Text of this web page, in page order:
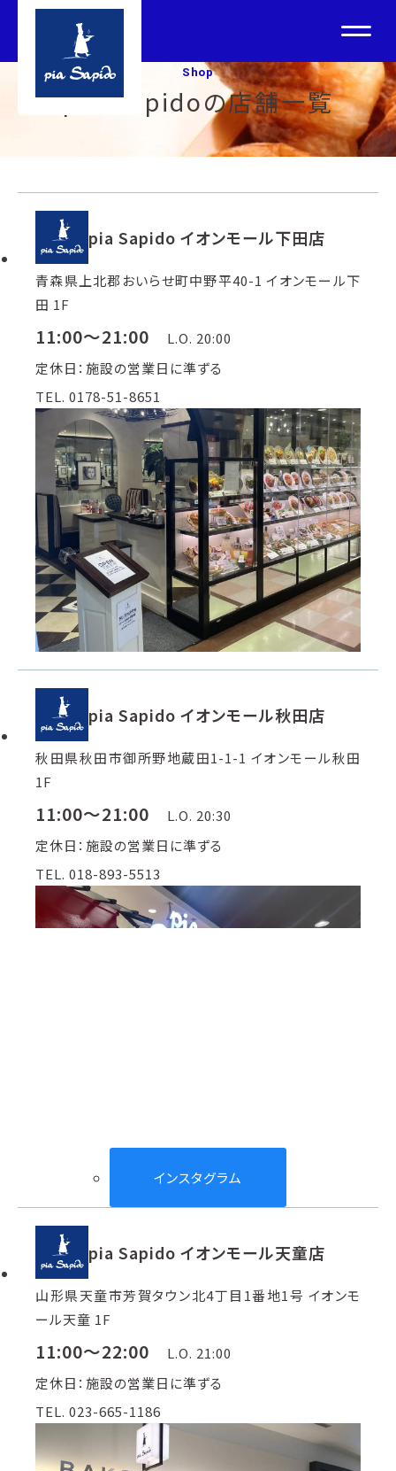
Shop
pia Sapidoの店舗一覧
pia Sapido イオンモール下田店
青森県上北郡おいらせ町中野平40-1 イオンモール下
田 1F
11:00～21:00
L.O. 20:00
定休日：施設の営業日に準ずる
TEL. 0178-51-8651
pia Sapido イオンモール秋田店
秋田県秋田市御所野地蔵田1-1-1 イオンモール秋田
1F
11:00～21:00
L.O. 20:30
定休日：施設の営業日に準ずる
TEL. 018-893-5513
インスタグラム
pia Sapido イオンモール天童店
山形県天童市芳賀タウン北4丁目1番地1号 イオンモ
ール天童 1F
11:00～22:00
L.O. 21:00
定休日：施設の営業日に準ずる
TEL. 023-665-1186